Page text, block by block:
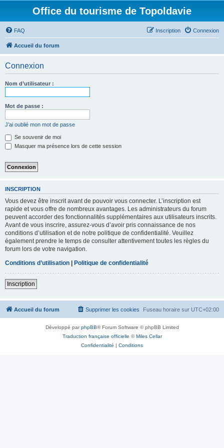
Office du tourisme de Topoldavie
FAQ Connexion
Inscription
Accueil du forum
Connexion
Nom d’utilisateur :
Mot de passe :
J’ai oublié mon mot de passe
Se souvenir de moi
Masquer ma présence lors de cette session
INSCRIPTION
Vous devez être inscrit avant de pouvoir vous connecter. L’inscription est
rapide et vous offre de nombreux avantages. Les administrateurs du forum
peuvent accorder des fonctionnalités supplémentaires aux utilisateurs inscrits.
Avant de vous inscrire, assurez-vous d’avoir pris connaissance de nos
conditions d’utilisation et de notre politique de confidentialité. Veuillez
également prendre le temps de consulter attentivement toutes les règles du
forum lors de votre navigation.
Conditions d’utilisation | Politique de confidentialité
Inscription
Accueil du forum Fuseau horaire sur UTC+02:00
Supprimer les cookies
Développé parphpBB® Forum Software © phpBB Limited
Traduction française officielle ©Miles Cellar
Confidentialité | Conditions